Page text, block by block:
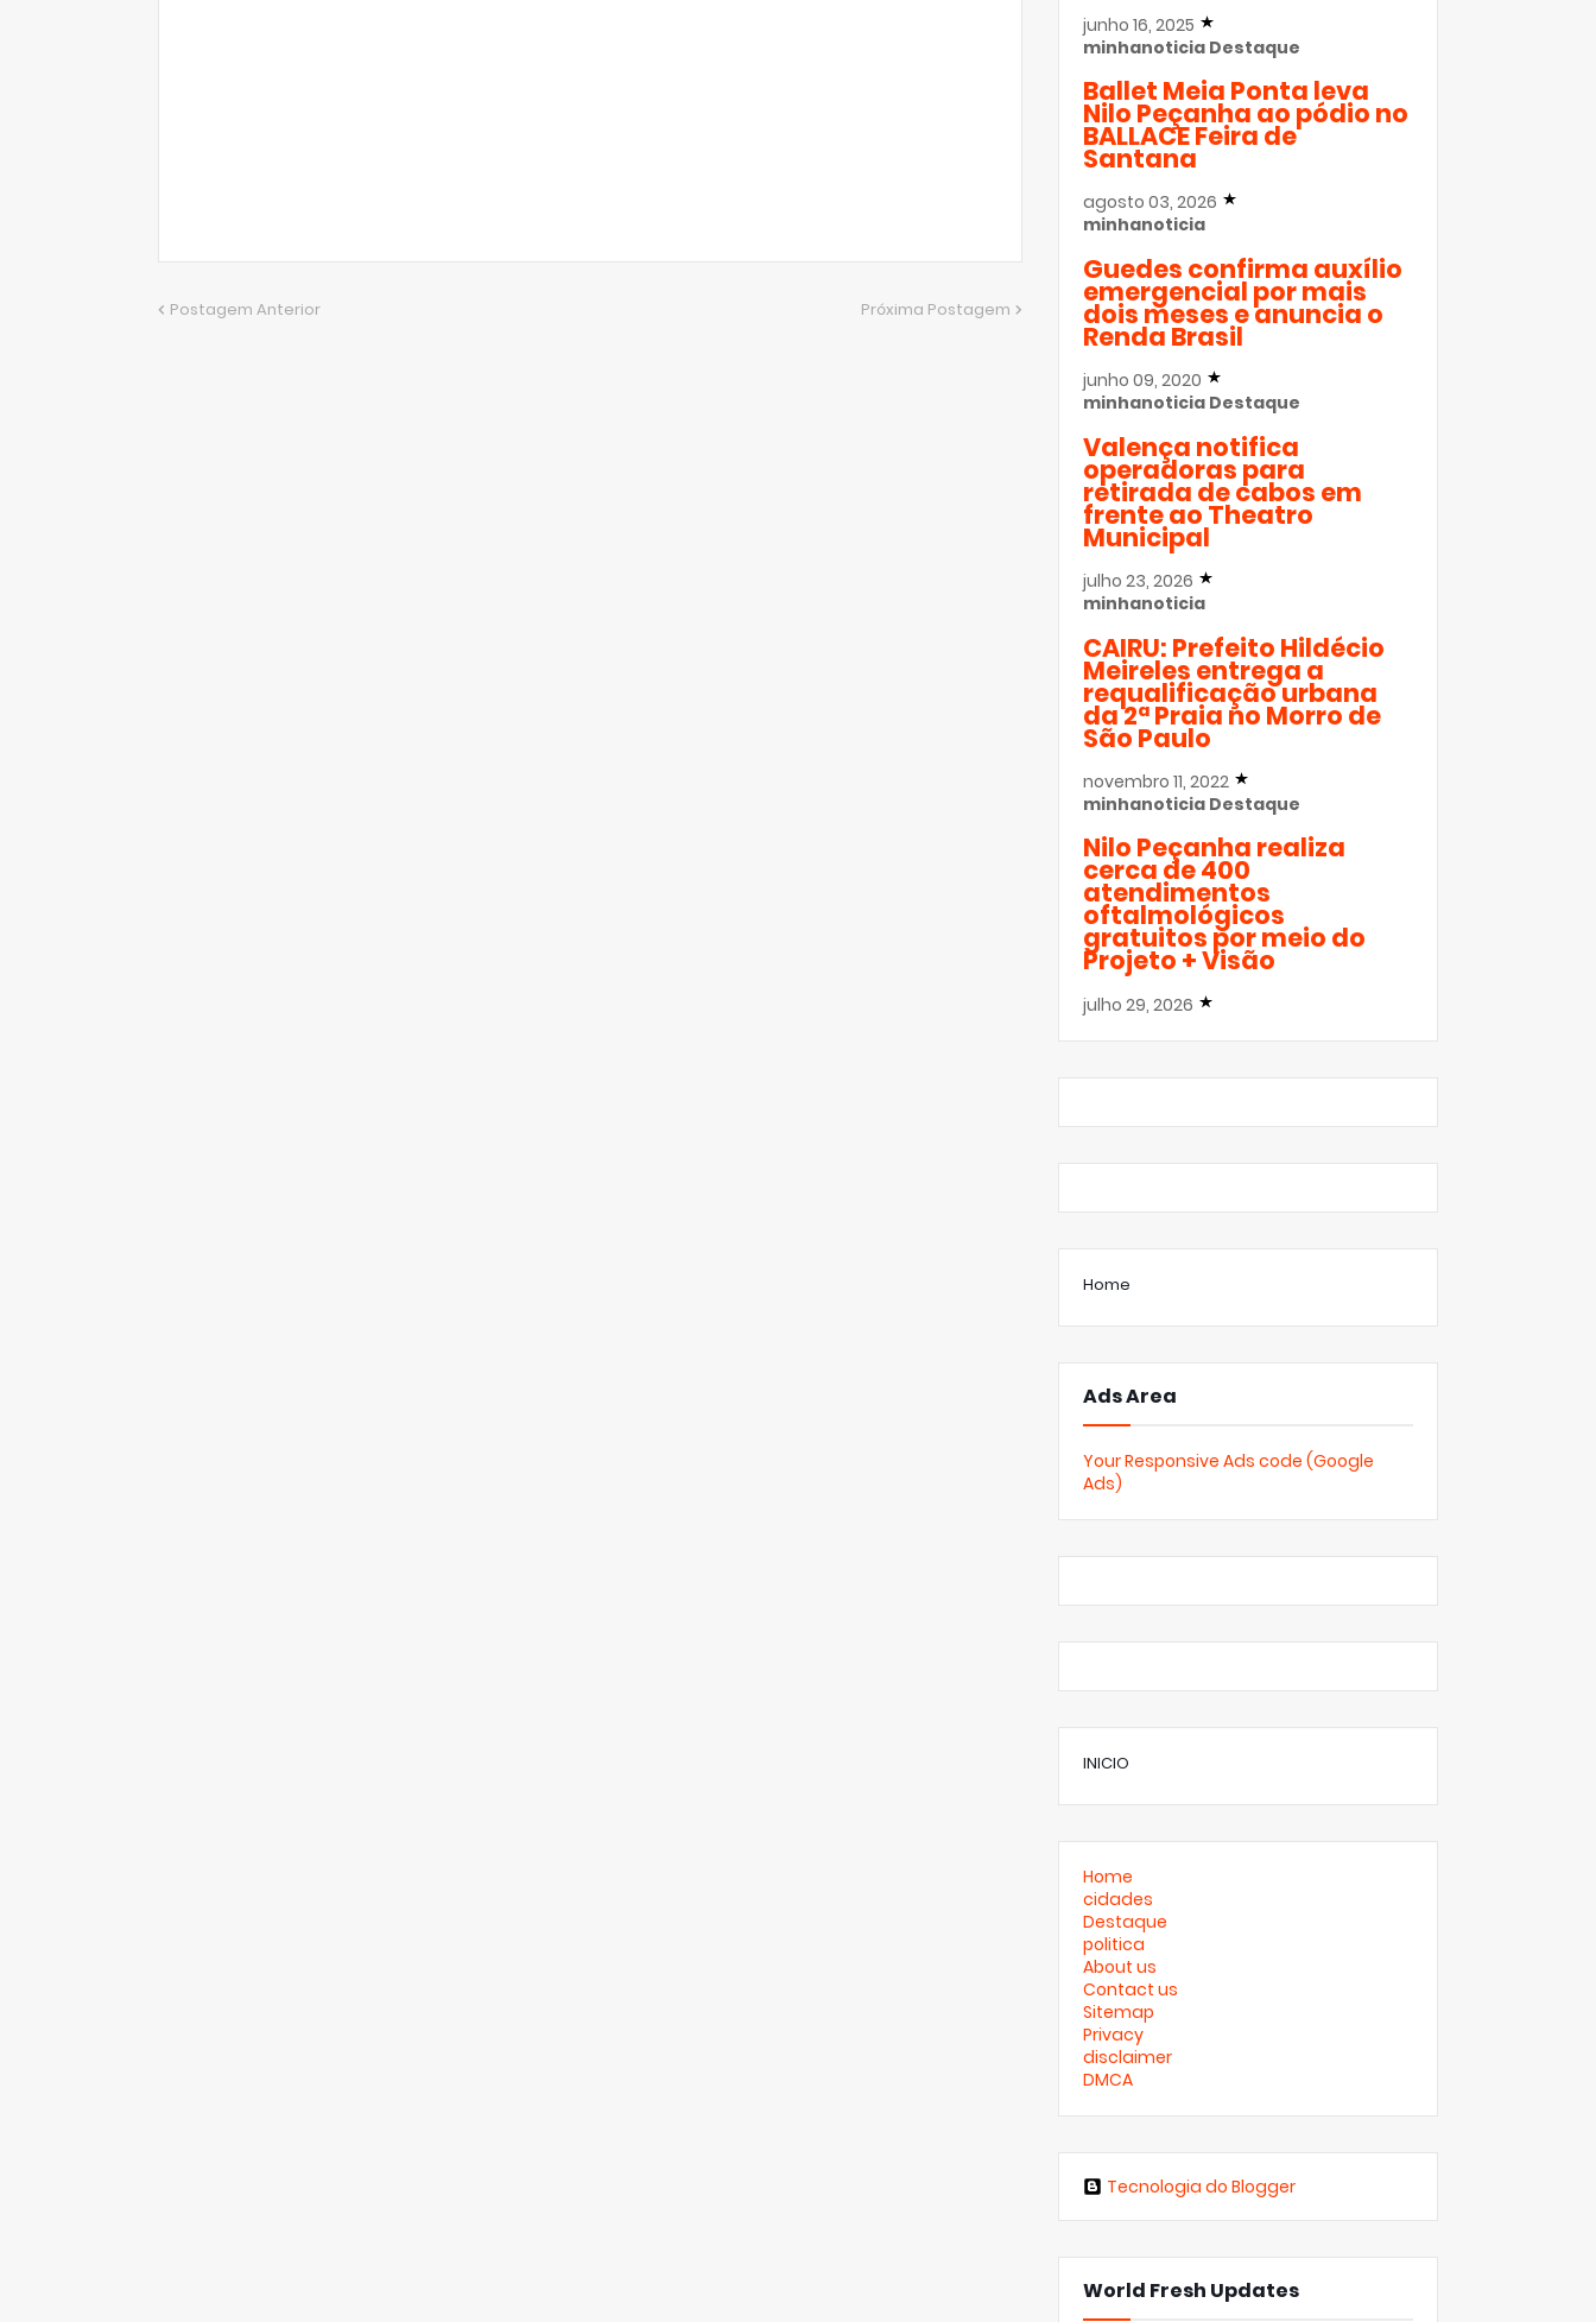
Postagem Anterior Próxima Postagem
junho 16, 2025
minhanoticia Destaque
Ballet Meia Ponta leva
Nilo Peçanha ao pódio no
BALLACE Feira de
Santana
agosto 03, 2026
minhanoticia
Guedes confirma auxílio
emergencial por mais
dois meses e anuncia o
Renda Brasil
junho 09, 2020
minhanoticia Destaque
Valença notifica
operadoras para
retirada de cabos em
frente ao Theatro
Municipal
julho 23, 2026
minhanoticia
CAIRU: Prefeito Hildécio
Meireles entrega a
requalificação urbana
da 2ª Praia no Morro de
São Paulo
novembro 11, 2022
minhanoticia Destaque
Nilo Peçanha realiza
cerca de 400
atendimentos
oftalmológicos
gratuitos por meio do
Projeto + Visão
julho 29, 2026
Home
Ads Area
Your Responsive Ads code (Google
Ads)
INICIO
Home
cidades
Destaque
politica
About us
Contact us
Sitemap
Privacy
disclaimer
DMCA
Tecnologia do Blogger
World Fresh Updates